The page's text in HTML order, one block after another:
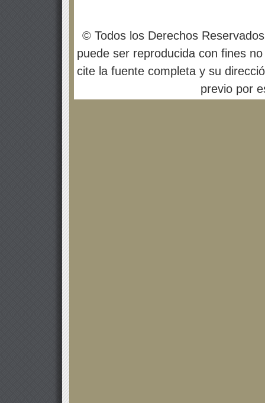
© Todos los Derechos
puede ser reproducida con fines
cite la fuente completa y su
previo por